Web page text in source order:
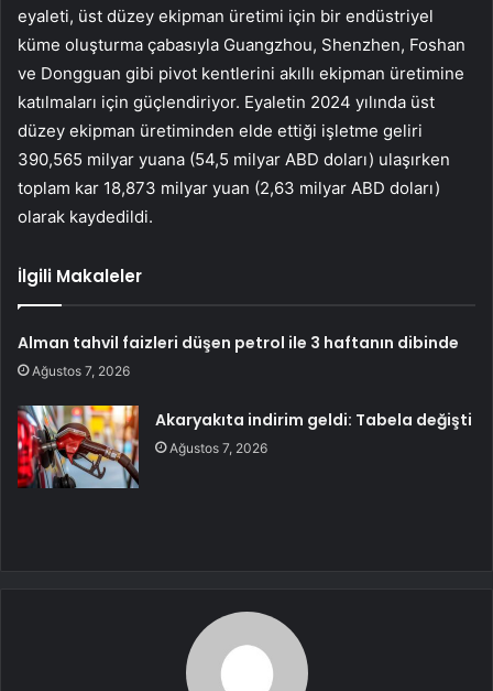
eyaleti, üst düzey ekipman üretimi için bir endüstriyel
küme oluşturma çabasıyla Guangzhou, Shenzhen, Foshan
ve Dongguan gibi pivot kentlerini akıllı ekipman üretimine
katılmaları için güçlendiriyor. Eyaletin 2024 yılında üst
düzey ekipman üretiminden elde ettiği işletme geliri
390,565 milyar yuana (54,5 milyar ABD doları) ulaşırken
toplam kar 18,873 milyar yuan (2,63 milyar ABD doları)
olarak kaydedildi.
İlgili Makaleler
Alman tahvil faizleri düşen petrol ile 3 haftanın dibinde
Ağustos 7, 2026
Akaryakıta indirim geldi: Tabela değişti
Ağustos 7, 2026